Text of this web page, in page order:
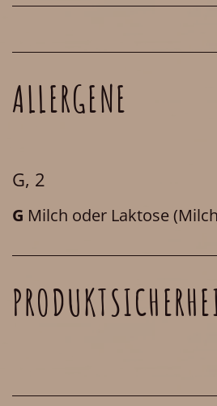
ALLERGENE
G, 2
G Milch oder Laktose